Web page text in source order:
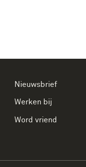
Nieuwsbrief
Werken bij
Word vriend